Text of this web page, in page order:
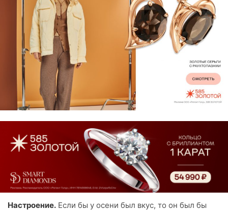
Настроение. Если бы у осени был вкус, то он был бы